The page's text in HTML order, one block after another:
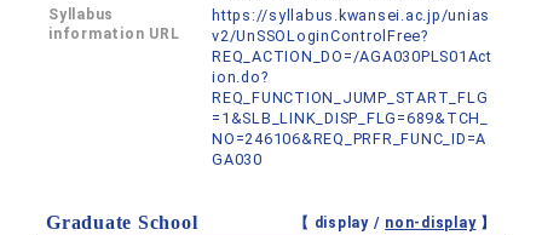
Syllabus
information URL
https://syllabus.kwansei.ac.jp/unias
v2/UnSSOLoginControlFree?
REQ_ACTION_DO=/AGA030PLS01Act
ion.do?
REQ_FUNCTION_JUMP_START_FLG
=1&SLB_LINK_DISP_FLG=689&TCH_
NO=246106&REQ_PRFR_FUNC_ID=A
GA030
Graduate School 【 display / non-display】